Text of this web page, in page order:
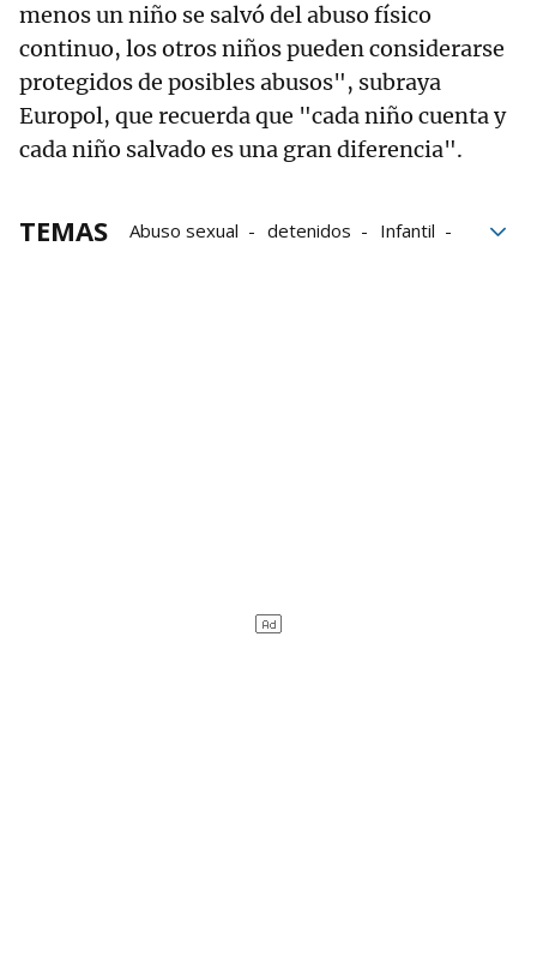
menos un niño se salvó del abuso físico
continuo, los otros niños pueden considerarse
protegidos de posibles abusos", subraya
Europol, que recuerda que "cada niño cuenta y
cada niño salvado es una gran diferencia".
TEMAS Abuso sexual detenidos
Infantil